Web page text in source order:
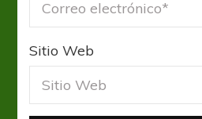
Sitio Web